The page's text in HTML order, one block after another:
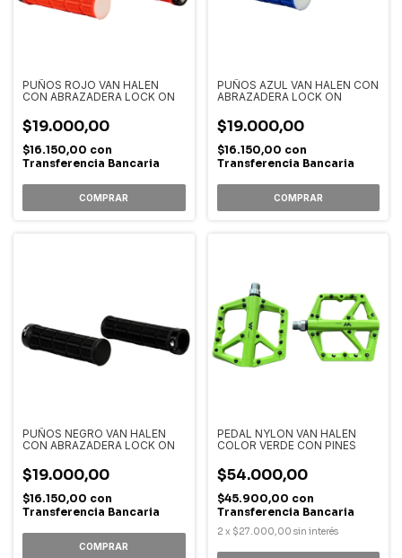
PUÑOS ROJO VAN HALEN
CON ABRAZADERA LOCK ON
$19.000,00
$16.150,00 con
Transferencia Bancaria
PUÑOS AZUL VAN HALEN CON
ABRAZADERA LOCK ON
$19.000,00
$16.150,00 con
Transferencia Bancaria
PUÑOS NEGRO VAN HALEN
CON ABRAZADERA LOCK ON
$19.000,00
$16.150,00 con
Transferencia Bancaria
PEDAL NYLON VAN HALEN
COLOR VERDE CON PINES
$54.000,00
$45.900,00 con
Transferencia Bancaria
2 x $27.000,00 sin interés